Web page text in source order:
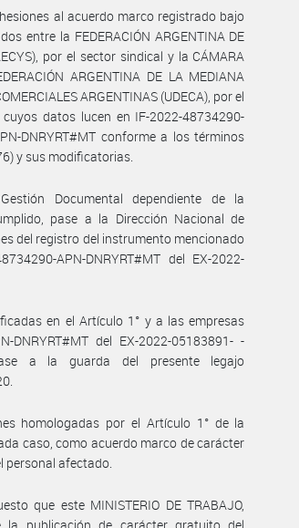
al acuerdo marco registrado bajo
entre la FEDERACIÓN ARGENTINA DE
por el sector sindical y la CÁMARA
ARGENTINA DE LA MEDIANA
ARGENTINAS (UDECA), por el
datos lucen en IF-2022-48734290-
DNRYRT#MT conforme a los términos
y sus modificatorias.
Documental dependiente de la
pase a la Dirección Nacional de
del registro del instrumento mencionado
APN-DNRYRT#MT del EX-2022-
en el Artículo 1° y a las empresas
DNRYRT#MT del EX-2022-05183891- -
a la guarda del presente legajo
homologadas por el Artículo 1° de la
caso, como acuerdo marco de carácter
personal afectado.
que este MINISTERIO DE TRABAJO,